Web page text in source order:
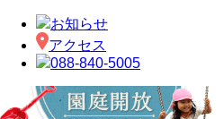
お知らせ
アクセス
088-840-5005